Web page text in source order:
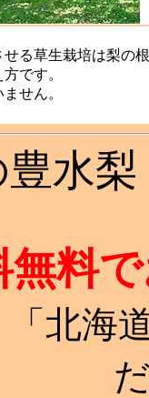
せる草生栽培は梨の
です。
せん。
水
無料
北海